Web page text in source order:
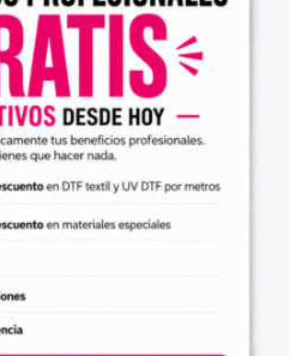
tecnologias em
que você tenha
do mercado.
DTF Hoje Mesmo
em ajudá-
potencial de suas
nossa seleção de
e filmes de
de última geração,